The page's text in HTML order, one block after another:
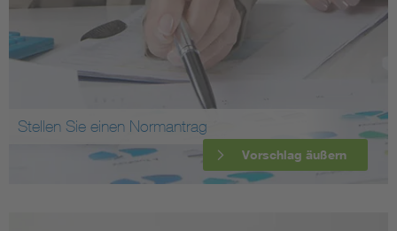
Stellen Sie einen Normantrag
Vorschlag äußern